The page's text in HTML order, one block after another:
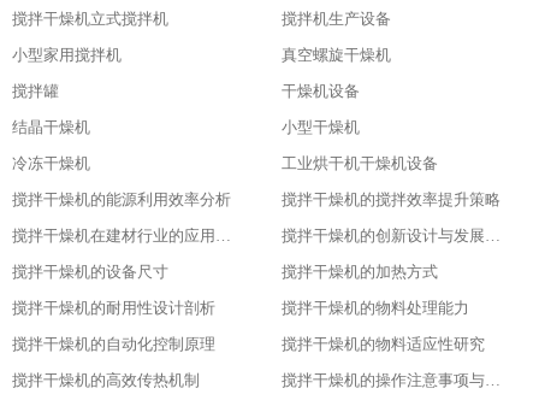
搅拌干燥机立式搅拌机
搅拌机生产设备
小型家用搅拌机
真空螺旋干燥机
搅拌罐
干燥机设备
结晶干燥机
小型干燥机
冷冻干燥机
工业烘干机干燥机设备
搅拌干燥机的能源利用效率分析
搅拌干燥机的搅拌效率提升策略
搅拌干燥机在建材行业的应用特点
搅拌干燥机的创新设计与发展历程
搅拌干燥机的设备尺寸
搅拌干燥机的加热方式
搅拌干燥机的耐用性设计剖析
搅拌干燥机的物料处理能力
搅拌干燥机的自动化控制原理
搅拌干燥机的物料适应性研究
搅拌干燥机的高效传热机制
搅拌干燥机的操作注意事项与安全保障